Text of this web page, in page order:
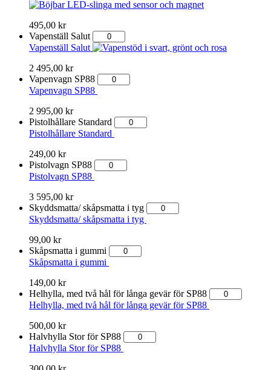
495,00 kr
Vapenställ Salut
Vapenställ Salut
2 495,00 kr
Vapenvagn SP88
Vapenvagn SP88
2 995,00 kr
Pistolhållare Standard
Pistolhållare Standard
249,00 kr
Pistolvagn SP88
Pistolvagn SP88
3 595,00 kr
Skyddsmatta/ skåpsmatta i tyg
Skyddsmatta/ skåpsmatta i tyg
99,00 kr
Skåpsmatta i gummi
Skåpsmatta i gummi
149,00 kr
Helhylla, med två hål för långa gevär för SP88
Helhylla, med två hål för långa gevär för SP88
500,00 kr
Halvhylla Stor för SP88
Halvhylla Stor för SP88